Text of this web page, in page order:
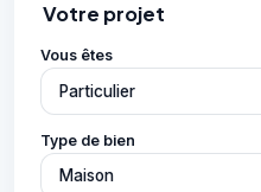
Votre projet
Vous êtes
Type de bien